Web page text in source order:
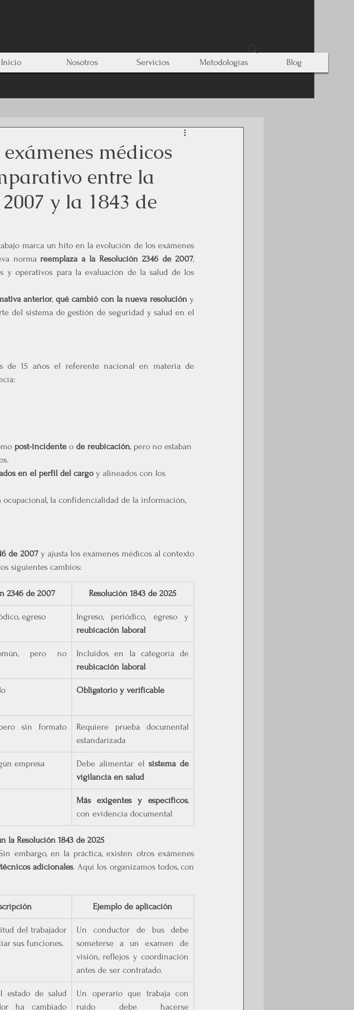
Inicio Nosotros Servicios Metodologías Blog
médicos
entre la
y la 1843 de
marca un hito en la evolución de los exámenes
norma reemplaza a la Resolución 2346 de 2007,
y operativos para la evaluación de la salud de los
anterior, qué cambió con la nueva resolución
del sistema de gestión de seguridad y salud en el
post-incidente o de reubicación, pero no estaban
en el perfil del cargo y alineados con los
la confidencialidad de la información,
de 2007 y ajusta los exámenes médicos al contexto
siguientes cambios:
2346 de 2007 Resolución 1843 de 2025
egreso
reubicación laboral
pero no
reubicación laboral
Obligatorio y verificable
sin formato
Requiere prueba documental
estandarizada
empresa Debe alimentar el sistema de
vigilancia en salud
Más exigentes y específicos,
con evidencia documental
la Resolución 1843 de 2025
embargo, en la práctica, existen otros exámenes
adicionales. Aquí los organizamos todos, con
Ejemplo de aplicación
del trabajador
sus funciones.
Un conductor de bus debe
someterse a un examen de
visión, reflejos y coordinación
antes de ser contratado.
estado de salud
ha cambiado
Un operario que trabaja con
ruido debe hacerse